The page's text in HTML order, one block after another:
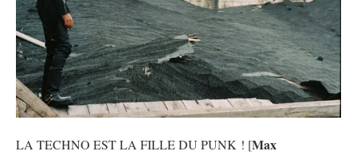
LA TECHNO EST LA FILLE DU PUNK ! [Max